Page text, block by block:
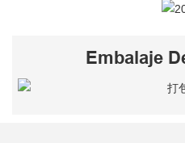
Embalaje